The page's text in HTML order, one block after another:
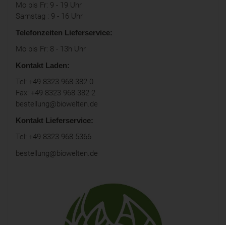
Mo bis Fr: 9 - 19 Uhr
Samstag : 9 - 16 Uhr
Telefonzeiten Lieferservice:
Mo bis Fr: 8 - 13h Uhr
Kontakt Laden:
Tel: +49 8323 968 382 0
Fax: +49 8323 968 382 2
bestellung@biowelten.de
Kontakt Lieferservice:
Tel: +49 8323 968 5366
bestellung@biowelten.de